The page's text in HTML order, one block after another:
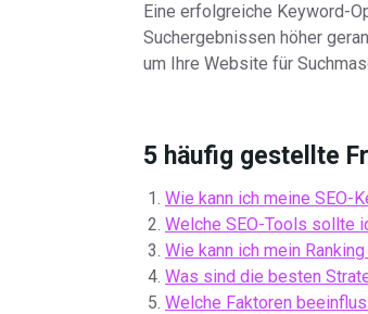
Eine erfolgreiche Keyword-
Suchergebnissen höher
um Ihre Website für
5 häufig gestellte
Wie kann ich meine SEO-
Welche SEO-Tools sollte
Wie kann ich mein
Was sind die besten
Welche Faktoren